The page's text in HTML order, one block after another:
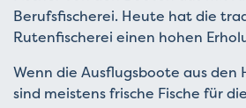
Berufsfischerei. Heute hat die
Rutenfischerei einen hohen
Wenn die Ausflugsboote aus den
sind meistens frische Fische für